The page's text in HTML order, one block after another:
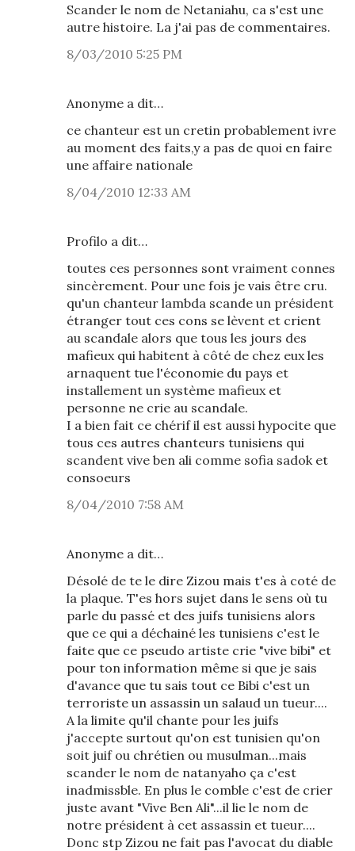
Scander le nom de Netaniahu, ca s'est une
autre histoire. La j'ai pas de commentaires.
8/03/2010 5:25 PM
Anonyme a dit…
ce chanteur est un cretin probablement ivre
au moment des faits,y a pas de quoi en faire
une affaire nationale
8/04/2010 12:33 AM
Profilo a dit…
toutes ces personnes sont vraiment connes
sincèrement. Pour une fois je vais être cru.
qu'un chanteur lambda scande un président
étranger tout ces cons se lèvent et crient
au scandale alors que tous les jours des
mafieux qui habitent à côté de chez eux les
arnaquent tue l'économie du pays et
installement un système mafieux et
personne ne crie au scandale.
I a bien fait ce chérif il est aussi hypocite que
tous ces autres chanteurs tunisiens qui
scandent vive ben ali comme sofia sadok et
consoeurs
8/04/2010 7:58 AM
Anonyme a dit…
Désolé de te le dire Zizou mais t'es à coté de
la plaque. T'es hors sujet dans le sens où tu
parle du passé et des juifs tunisiens alors
que ce qui a déchainé les tunisiens c'est le
faite que ce pseudo artiste crie "vive bibi" et
pour ton information même si que je sais
d'avance que tu sais tout ce Bibi c'est un
terroriste un assassin un salaud un tueur....
A la limite qu'il chante pour les juifs
j'accepte surtout qu'on est tunisien qu'on
soit juif ou chrétien ou musulman...mais
scander le nom de natanyaho ça c'est
inadmissble. En plus le comble c'est de crier
juste avant "Vive Ben Ali"...il lie le nom de
notre président à cet assassin et tueur....
Donc stp Zizou ne fait pas l'avocat du diable